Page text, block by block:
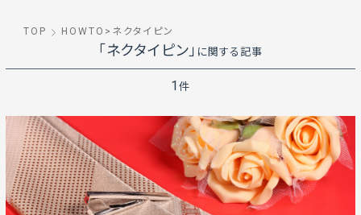
TOP HOWTO > ネクタイピン
「ネクタイピン」 に関する記事
1 件